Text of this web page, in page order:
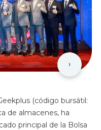
›
(código bursátil:
de almacenes, ha
principal de la Bolsa